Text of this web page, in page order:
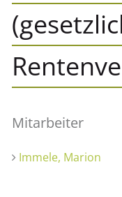
Mitarbeiter
Immele, Marion